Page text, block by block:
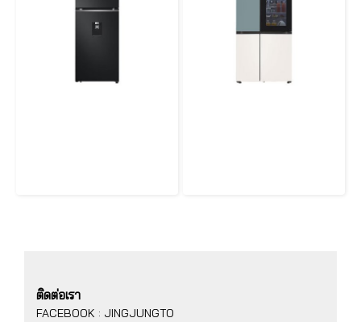
ติดต่อเรา
FACEBOOK : JINGJUNGTO